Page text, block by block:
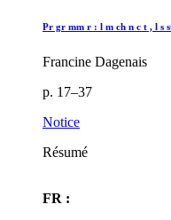
Pr gr mm r : l m ch n c t , l s
Francine Dagenais
p. 17–37
Notice
Résumé
FR :